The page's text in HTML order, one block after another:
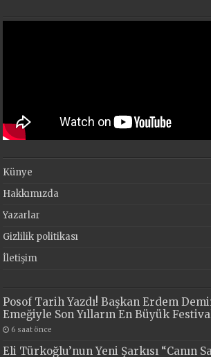
Künye
Hakkımızda
Yazarlar
Gizlilik politikası
İletişim
Posof Tarih Yazdı! Başkan Erdem
Emeğiyle Son Yılların En Büyük
6 saat önce
Eli Türkoğlu’nun Yeni Şarkısı “Canın